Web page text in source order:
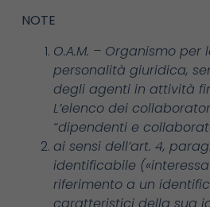
NOTE
O.A.M. – Organismo
personalità giuridica,
degli agenti in attività
L’elenco dei
“dipendenti e
ai sensi dell’art. 4,
identificabile
riferimento a un
caratteristici della sua